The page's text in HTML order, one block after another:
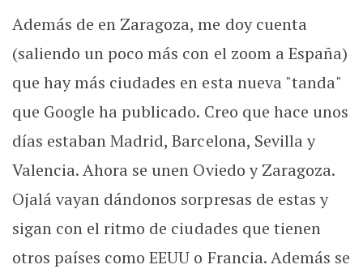
Además de en Zaragoza, me doy cuenta
(saliendo un poco más con el zoom a España)
que hay más ciudades en esta nueva "tanda"
que Google ha publicado. Creo que hace unos
días estaban Madrid, Barcelona, Sevilla y
Valencia. Ahora se unen Oviedo y Zaragoza.
Ojalá vayan dándonos sorpresas de estas y
sigan con el ritmo de ciudades que tienen
otros países como EEUU o Francia. Además se